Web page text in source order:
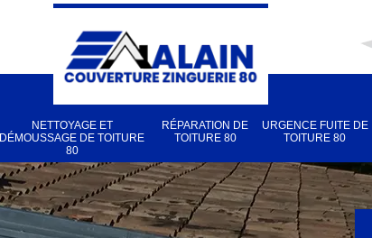
NETTOYAGE ET
DÉMOUSSAGE DE TOITURE
80
RÉPARATION DE
TOITURE 80
URGENCE FUITE DE
TOITURE 80